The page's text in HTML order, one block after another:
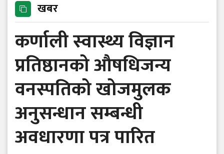
खबर
कर्णाली स्वास्थ्य विज्ञान
प्रतिष्ठानको औषधिजन्य
वनस्पतिको खोजमुलक
अनुसन्धान सम्बन्धी
अवधारणा पत्र पारित